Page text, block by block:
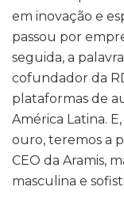
em inovação e
passou por
seguida, a
cofundador da
plataformas de
América Latina.
ouro, teremos a
CEO da Aramis,
masculina e